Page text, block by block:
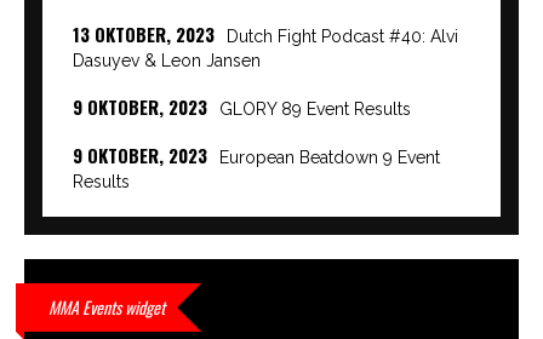
13 OKTOBER, 2023
Dutch Fight Podcast #40: Alvi
Dasuyev & Leon Jansen
9 OKTOBER, 2023 GLORY 89 Event Results
9 OKTOBER, 2023
European Beatdown 9 Event
Results
9 OKTOBER, 2023
waar hij van gemaakt is…
MMA Events widget